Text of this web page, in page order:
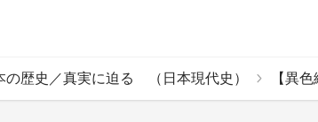
歴史／真実に迫る （日本現代史） 【異